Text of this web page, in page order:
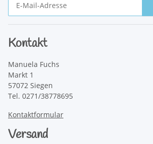
Kontakt
Manuela Fuchs
Markt 1
57072 Siegen
Tel. 0271/38778695
Kontaktformular
Versand